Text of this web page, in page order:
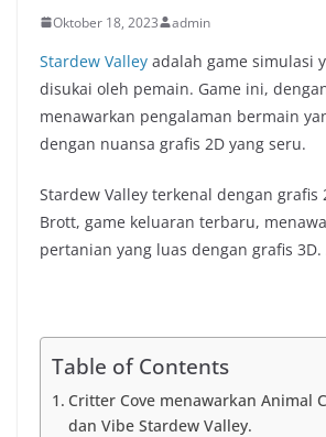
Oktober 18, 2023 admin
Stardew Valley adalah game simulasi
disukai oleh pemain. Game ini,
menawarkan pengalaman bermain
dengan nuansa grafis 2D yang seru.
Stardew Valley terkenal dengan grafis
Brott, game keluaran terbaru,
pertanian yang luas dengan grafis
Table of Contents
Critter Cove menawarkan Animal
dan Vibe Stardew Valley.